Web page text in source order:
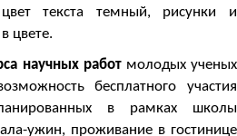
текста темный, рисунки и
цвете.
научных работ молодых ученых
бесплатного участия
в рамках школы
ужин, проживание в гостинице